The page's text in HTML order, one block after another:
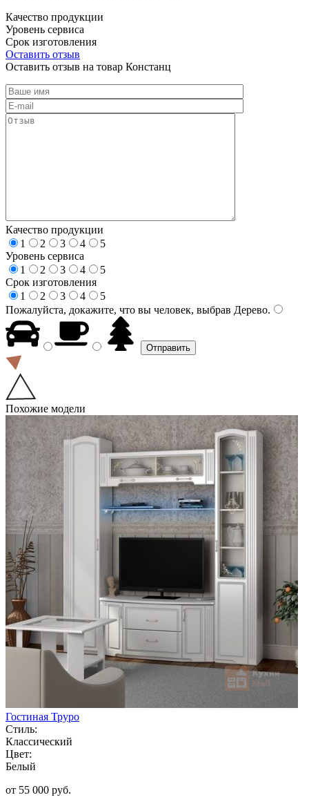
Качество продукции
Уровень сервиса
Срок изготовления
Оставить отзыв
Оставить отзыв на товар Констанц
Качество продукции
1
2 3 4
5
Уровень сервиса
1
2 3 4
5
Срок изготовления
1
2 3 4
5
Пожалуйста, докажите, что вы человек, выбрав Дерево.
Похожие модели
Гостиная Труро
Стиль:
Классический
Цвет:
Белый
от 55 000 руб.